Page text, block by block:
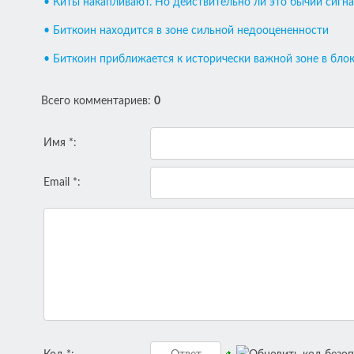
• Биткоин находится в зоне сильной недооцененности
• Биткоин приближается к исторически важной зоне в
Всего комментариев: 0
Имя *:
Email *: